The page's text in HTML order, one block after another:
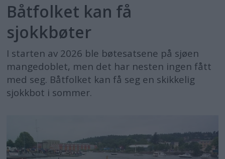
Båtfolket kan få
sjokkbøter
I starten av 2026 ble bøtesatsene på sjøen
mangedoblet, men det har nesten ingen fått
med seg. Båtfolket kan få seg en skikkelig
sjokkbot i sommer.